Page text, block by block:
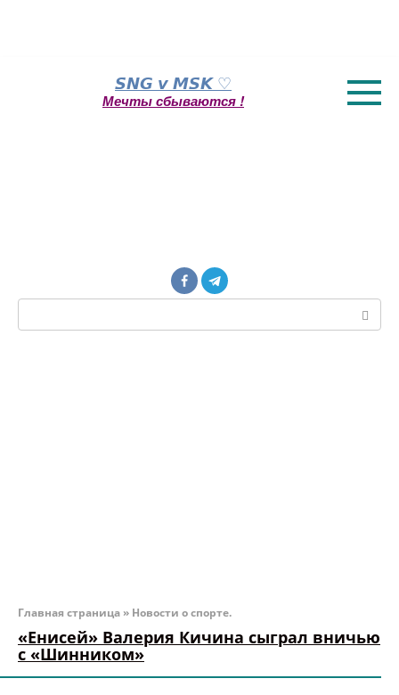
𝙎𝙉𝙂 𝙫 𝙈𝙎𝙆 ♡
Мечты сбываются !
Поиск:
Главная страница » Новости о спорте.
«Енисей» Валерия Кичина сыграл вничью
с «Шинником»